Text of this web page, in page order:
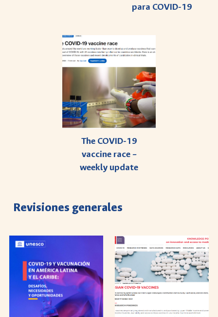
para COVID-19
The COVID-19
vaccine race –
weekly update
Revisiones generales